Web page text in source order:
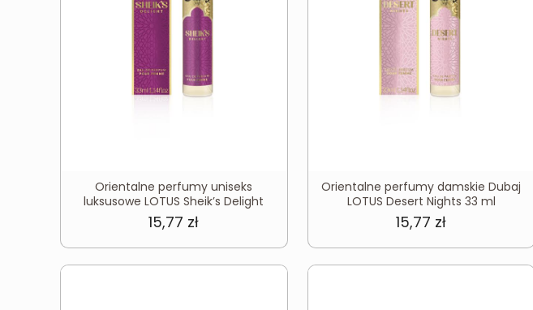
Orientalne perfumy uniseks
luksusowe LOTUS Sheik’s Delight
15,77 zł
Orientalne perfumy damskie Dubaj
LOTUS Desert Nights 33 ml
15,77 zł